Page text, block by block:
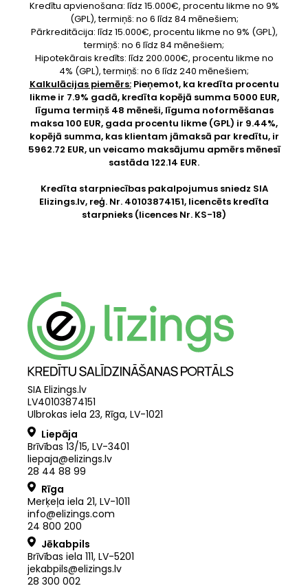
Kredītu apvienošana: līdz 15.000€, procentu likme no 9%
(GPL), termiņš: no 6 līdz 84 mēnešiem;
Pārkreditācija: līdz 15.000€, procentu likme no 9% (GPL),
termiņš: no 6 līdz 84 mēnešiem;
Hipotekārais kredīts: līdz 200.000€, procentu likme no
4% (GPL), termiņš: no 6 līdz 240 mēnešiem;
Kalkulācijas piemērs:Pieņemot, ka kredīta procentu
likme ir 7.9% gadā, kredīta kopējā summa 5000 EUR,
līguma termiņš 48 mēneši, līguma noformēšanas
maksa 100 EUR, gada procentu likme (GPL) ir 9.44%,
kopējā summa, kas klientam jāmaksā par kredītu, ir
5962.72 EUR, un veicamo maksājumu apmērs mēnesī
sastāda 122.14 EUR.
Kredīta starpniecības pakalpojumus sniedz SIA
Elizings.lv, reģ. Nr. 40103874151, licencēts kredīta
starpnieks (licences Nr. KS-18)
SIA Elizings.lv
LV40103874151
Ulbrokas iela 23, Rīga, LV-1021
Liepāja
Brīvības 13/15, LV-3401
liepaja@elizings.lv
28 44 88 99
Rīga
Merķeļa iela 21, LV-1011
info@elizings.com
24 800 200
Jēkabpils
Brīvības iela 111, LV-5201
jekabpils@elizings.lv
28 300 002